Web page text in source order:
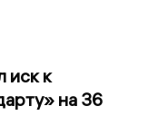
иск к
на 36